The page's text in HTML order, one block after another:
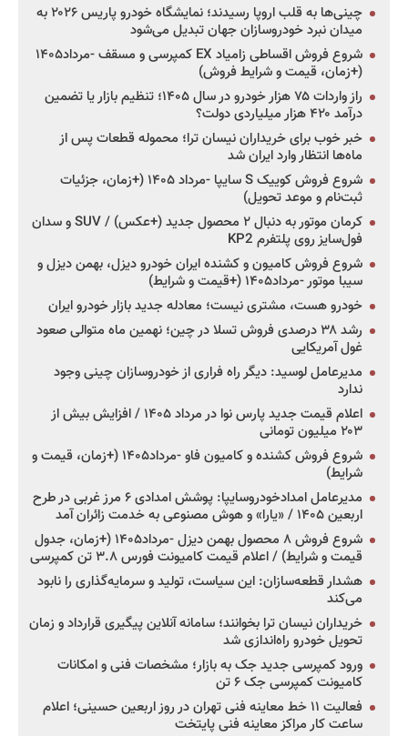
چینی‌ها به قلب اروپا رسیدند؛ نمایشگاه خودرو پاریس ۲۰۲۶ به
میدان نبرد خودروسازان جهان تبدیل می‌شود
شروع فروش اقساطی زامیاد EX کمپرسی و مسقف -مرداد۱۴۰۵
(+زمان، قیمت و شرایط فروش)
راز واردات ۷۵ هزار خودرو در سال ۱۴۰۵؛ تنظیم بازار یا تضمین
درآمد ۴۲۰ هزار میلیاردی دولت؟
خبر خوب برای خریداران نیسان ترا؛ محموله قطعات پس از
ماه‌ها انتظار وارد ایران شد
شروع فروش کوییک S سایپا -مرداد ۱۴۰۵ (+زمان، جزئیات
ثبت‌نام و موعد تحویل)
کرمان موتور به دنبال ۲ محصول جدید (+عکس) / SUV و سدان
فول‌سایز روی پلتفرم KP2
شروع فروش کامیون و کشنده ایران خودرو دیزل، بهمن دیزل و
سیبا موتور -مرداد۱۴۰۵ (+قیمت و شرایط)
خودرو هست، مشتری نیست؛ معادله جدید بازار خودرو ایران
رشد ۳۸ درصدی فروش تسلا در چین؛ نهمین ماه متوالی صعود
غول آمریکایی
مدیرعامل لوسید: دیگر راه فراری از خودروسازان چینی وجود
ندارد
اعلام قیمت جدید پارس نوا در مرداد ۱۴۰۵ / افزایش بیش از
۲۰۳ میلیون تومانی
شروع فروش کشنده و کامیون فاو -مرداد۱۴۰۵ (+زمان، قیمت و
شرایط)
مدیرعامل امدادخودروسایپا: پوشش امدادی ۶ مرز غربی در طرح
اربعین ۱۴۰۵ / «یارا» و هوش مصنوعی به خدمت زائران آمد
شروع فروش ۸ محصول بهمن دیزل -مرداد۱۴۰۵ (+زمان، جدول
قیمت و شرایط) / اعلام قیمت کامیونت فورس ۳.۸ تن کمپرسی
هشدار قطعه‌سازان: این سیاست، تولید و سرمایه‌گذاری را نابود
می‌کند
خریداران نیسان ترا بخوانند؛ سامانه آنلاین پیگیری قرارداد و زمان
تحویل خودرو راه‌اندازی شد
ورود کمپرسی جدید جک به بازار؛ مشخصات فنی و امکانات
کامیونت کمپرسی جک ۶ تن
فعالیت ۱۱ خط معاینه فنی تهران در روز اربعین حسینی؛ اعلام
ساعت کار مراکز معاینه فنی پایتخت